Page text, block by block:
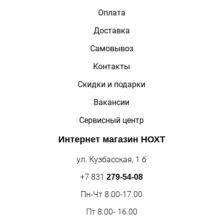
Оплата
Доставка
Самовывоз
Контакты
Скидки и подарки
Вакансии
Сервисный центр
Интернет магазин НОХТ
ул. Кузбасская, 1 б
+7 831 279-54-08
Пн-Чт 8.00-17.00
Пт 8.00- 16.00